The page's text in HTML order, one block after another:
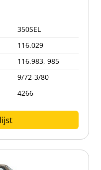
350SEL
116.029
116.983, 985
9/72-3/80
4266